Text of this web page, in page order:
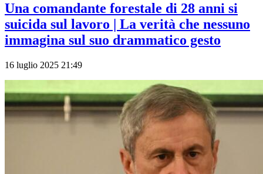
Una comandante forestale di 28 anni si
suicida sul lavoro | La verità che nessuno
immagina sul suo drammatico gesto
16 luglio 2025 21:49